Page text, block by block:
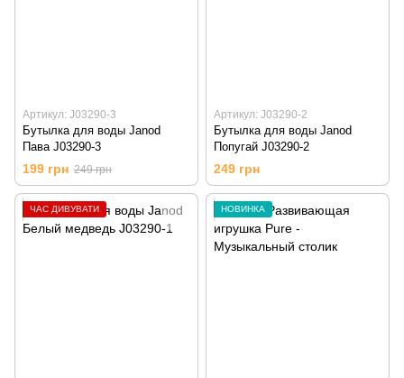
Артикул: J03290-3
Бутылка для воды Janod
Пава J03290-3
199 грн 249 грн
Артикул: J03290-2
Бутылка для воды Janod
Попугай J03290-2
249 грн
ЧАС ДИВУВАТИ НОВИНКА